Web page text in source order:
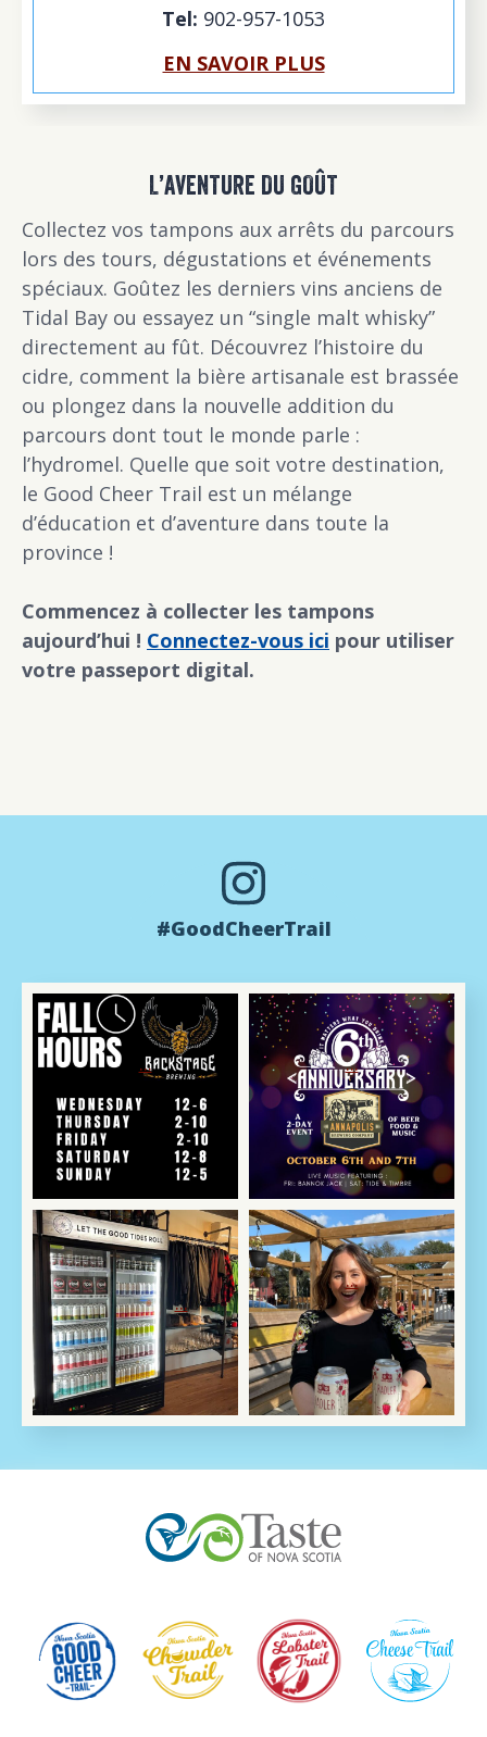
Tel: 902-957-1053
EN SAVOIR PLUS
L’AVENTURE DU GOÛT
Collectez vos tampons aux arrêts du parcours
lors des tours, dégustations et événements
spéciaux. Goûtez les derniers vins anciens de
Tidal Bay ou essayez un “single malt whisky”
directement au fût. Découvrez l’histoire du
cidre, comment la bière artisanale est brassée
ou plongez dans la nouvelle addition du
parcours dont tout le monde parle :
l’hydromel. Quelle que soit votre destination,
le Good Cheer Trail est un mélange
d’éducation et d’aventure dans toute la
province !
Commencez à collecter les tampons
aujourd’hui ! Connectez-vous ici pour utiliser
votre passeport digital.
#GoodCheerTrail
Oct 3
We are back to regular
scheduled programming
📺
...
Oct 2
🎉🍻 Cheers to 6 Years
of Craft Excellence! 🍻🎉
...
Oct 2
🍎 Come on in, we`re
OPEN! 🍎
Guess what? ...
Oct 2
Help! We made too
much of a good thing!
...